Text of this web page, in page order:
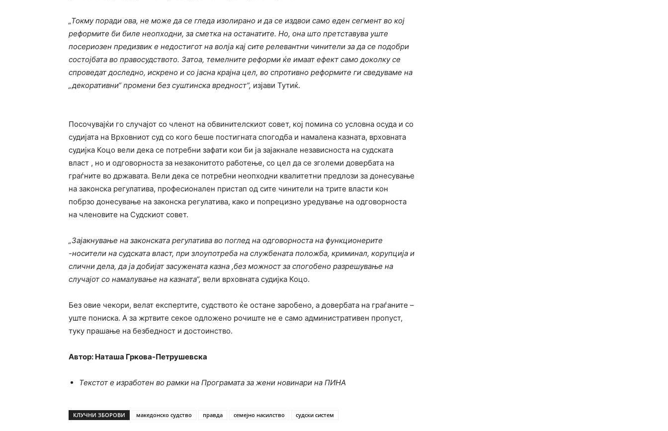
„Токму поради ова, не може да се гледа изолирано и да се издвои само еден сегмент во кој
реформите би биле неопходни, за сметка на останатите. Но, она што претставува уште
посериозен предизвик е недостигот на волја кај сите релевантни чинители за да се подобри
состојбата во правосудството. Затоа, темелните реформи ќе имаат ефект само доколку се
спроведат доследно, искрено и со јасна крајна цел, во спротивно реформите ги сведуваме на
„декоративни“ промени без суштинска вредност“, изјави Тутиќ.
Посочувајќи го случајот со членот на обвинителскиот совет, кој помина со условна осуда и со
судијата на Врховниот суд со кого беше постигната спогодба и намалена казната, врховната
судијка Коцо вели декa се потребни зафати кои би ја зајакнале независноста на судската
власт , но и одговорноста за незаконитото работење, со цел да се зголеми довербата на
граѓните во државата. Вели дека се потребни неопходни квалитетни предлози за донесување
на законска регулатива, професионален пристап од сите чинители на трите власти кон
побрзо донесување на законска регулатива, како и попрецизно уредување на одговорноста
на членовите на Судскиот совет.
„Зајакнување на законската регулатива во поглед на одговорноста на функционерите
-носители на судската власт, при злоупотреба на службената положба, криминал, корупција и
слични дела, да ја добијат засужената казна ,без можност за спогобено разрешување на
случајот со намалување на казната“, вели врховната судијка Коцо.
Без овие чекори, велат експертите, судството ќе остане заробено, а довербата на граѓаните –
уште пониска. А за жртвите секое одложено рочиште не е само административен пропуст,
туку прашање на безбедност и достоинство.
Автор: Наташа Гркова-Петрушевска
Текстот е изработен во рамки на Програмата за жени новинари на ПИНА
КЛУЧНИ ЗБОРОВИ македонско судство правда семејно насилство судски систем